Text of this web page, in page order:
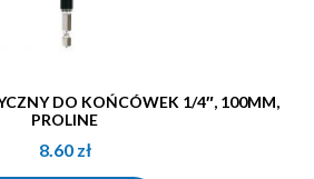
PROLINE
8.60 zł